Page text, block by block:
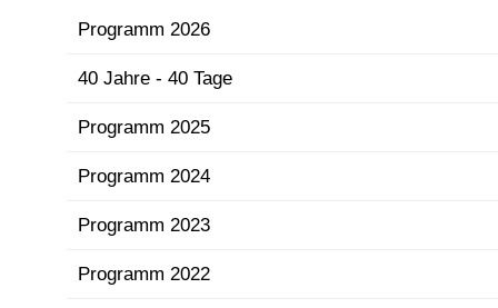
Programm 2026
40 Jahre - 40 Tage
Programm 2025
Programm 2024
Programm 2023
Programm 2022